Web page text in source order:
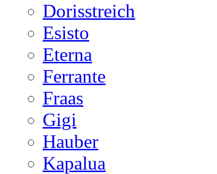
Dorisstreich
Esisto
Eterna
Ferrante
Fraas
Gigi
Hauber
Kapalua